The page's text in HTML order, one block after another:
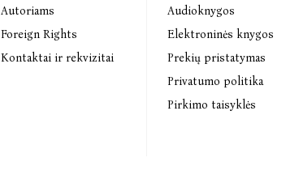
Autoriams
Foreign Rights
Kontaktai ir rekvizitai
Audioknygos
Elektroninės knygos
Prekių pristatymas
Privatumo politika
Pirkimo taisyklės